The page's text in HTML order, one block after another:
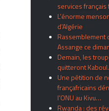
services
L’énorme
d’Algérie
Rassemblement
Assange ce
Demain, les
quitteront
Une pétition de
françafricains
l’ONU au Kivu…
Rwanda : des